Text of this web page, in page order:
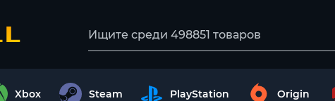
Xbox Steam PlayStation Origin